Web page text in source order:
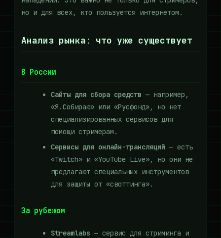
но и для всех, кто пользуется интернетом.
Анализ рынка: что уже существует
В России
Сайты для сбора средств — например,
«Я.Собираю» или «Русфонд», но нет
специализированных сервисов для
помощи стримерам.
Сервисы для онлайн-трансляций — есть
«Тwitch» и «YouTube Live», но они не
предлагают специальных инструментов
для защиты от «своттинга».
За рубежом
Streamlabs — сервис для стриминга и